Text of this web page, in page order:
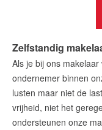
Van
Groeien zonder
Ontdek jouw
RE/MAX, de
Welkom bij de
Zelfstandig
Als je bij ons
ondernemer binnen
lusten maar niet de
vrijheid, niet het
ondersteunen onze